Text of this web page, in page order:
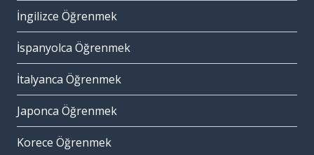
İngilizce Öğrenmek
İspanyolca Öğrenmek
İtalyanca Öğrenmek
Japonca Öğrenmek
Korece Öğrenmek